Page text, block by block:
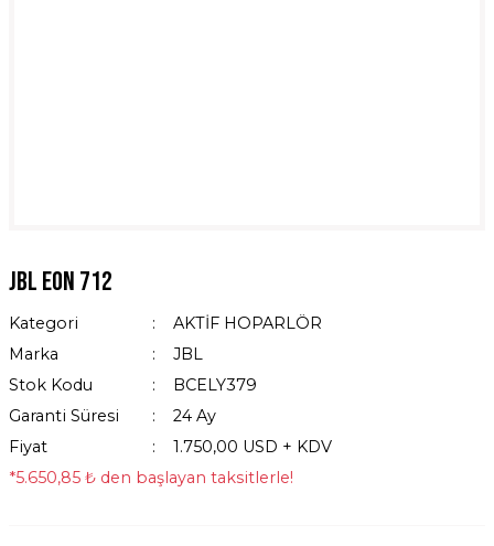
JBL EON 712
Kategori
AKTİF HOPARLÖR
Marka
JBL
Stok Kodu
BCELY379
Garanti Süresi
24 Ay
Fiyat
1.750,00 USD + KDV
*5.650,85 ₺ den başlayan taksitlerle!